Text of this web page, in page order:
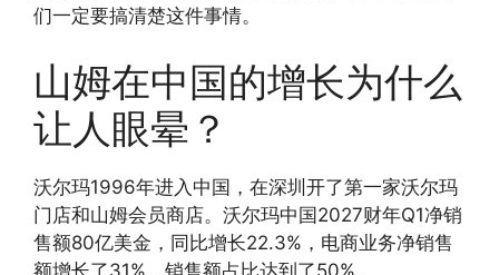
们一定要搞清楚这件事情。
山姆在中国的增长为什么
让人眼晕？
沃尔玛1996年进入中国，在深圳开了第一家沃尔玛
门店和山姆会员商店。沃尔玛中国2027财年Q1净销
售额80亿美金，同比增长22.3%，电商业务净销售